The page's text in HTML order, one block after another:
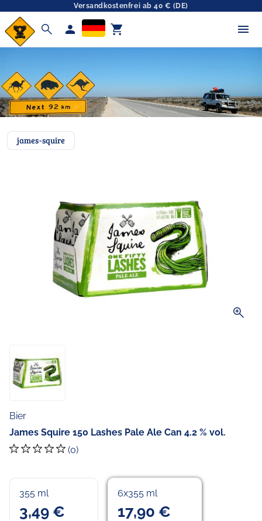
Versandkostenfrei ab 40 € (DE)
search person shopping_cart
james-squire
zoom_in
Bier
James Squire 150 Lashes Pale Ale Can 4.2 % vol.
(0)
355 ml
3,49 €
6x355 ml
17,90 €